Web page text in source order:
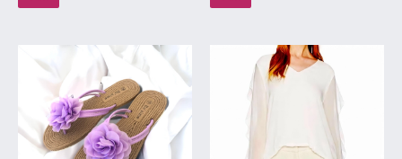
on
mitu
varianti.
Sellel
tootel
on
mitu
varianti.